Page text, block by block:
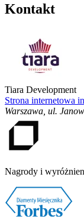
Kontakt
Tiara Development
Strona internetowa
Warszawa ul.
Nagrody i